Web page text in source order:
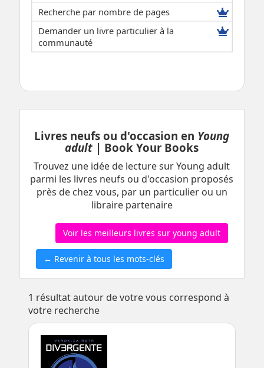
Recherche par nombre de pages
Demander un livre particulier à la
communauté
Livres neufs ou d'occasion en Young
adult | Book Your Books
Trouvez une idée de lecture sur Young adult
parmi les livres neufs ou d'occasion proposés
près de chez vous, par un particulier ou un
libraire partenaire
Voir les meilleurs livres sur young adult
← Revenir à tous les mots-clés
1 résultat autour de votre vous correspond à
votre recherche